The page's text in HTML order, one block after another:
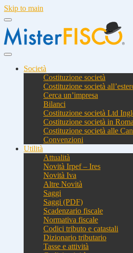
Skip to main
Società
Costituzione società
Costituzione società
Cerca un’impresa
Bilanci
Costituzione società Ltd
Costituzione società in
Costituzione società alle
Convenzioni
Utilità
Attualità
Novità Irpef – Ires
Novità Iva
Altre Novità
Saggi
Saggi (PDF)
Scadenzario fiscale
Normativa fiscale
Codici tributo e catastali
Dizionario tributario
Tasse e attività